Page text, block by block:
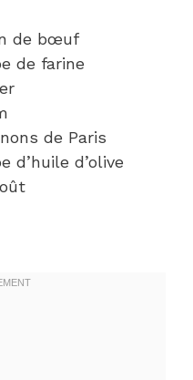
de bœuf
de farine
de Paris
d’huile d’olive